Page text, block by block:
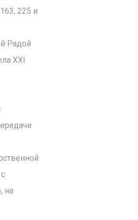
225 и
Радой
XXI
на